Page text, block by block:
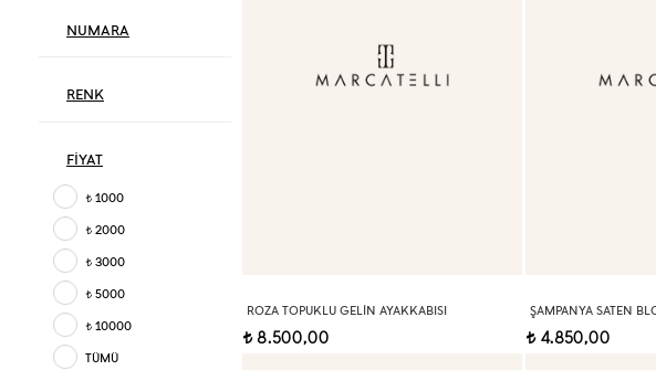
NUMARA
RENK
FİYAT
t 1000
t 2000
t 3000
t 5000
t 10000
TÜMÜ
ROZA TOPUKLU GELIN AYAKKABISI
t8.500,00
ŞAMPANYA SATEN
t4.850,00